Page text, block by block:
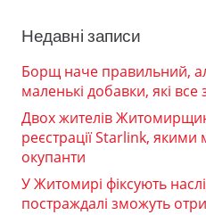
Недавні записи
Борщ наче правильний,
маленькі добавки, які
Двох жителів
реєстрації Starlink, якими
окупанти
У Житомирі фіксують
постраждалі зможуть